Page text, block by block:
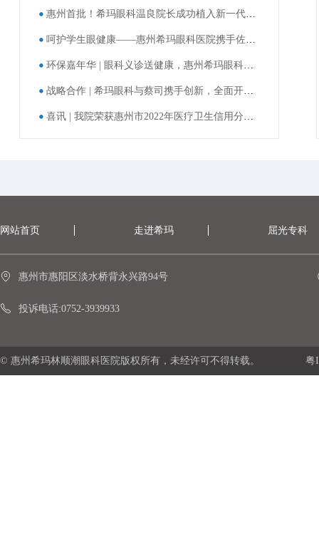
惠州首批！希玛眼科温良院长成功植入新一代老视矫正型人工晶体
呵护学生眼健康——惠州希玛眼科医院携手佐坑小学、禾多小学开展第7个全国近视防控宣传教育月系列活动
环保嘉年华 | 眼科义诊送健康，惠州希玛眼科被授予“爱心单位”称号！
战略合作 | 希玛眼科与蔡司携手创新，全面开展数字化服务升级
喜讯 | 我院荣获惠州市2022年医疗卫生信用分级评价A级
网站首页 走进希玛 屈光专科
惠州市惠阳区淡水桥背永兴路94号
投诉电话:0752-3939933
© 惠州希玛林顺潮眼科医院版权所有，未经许可不得转载。 粤